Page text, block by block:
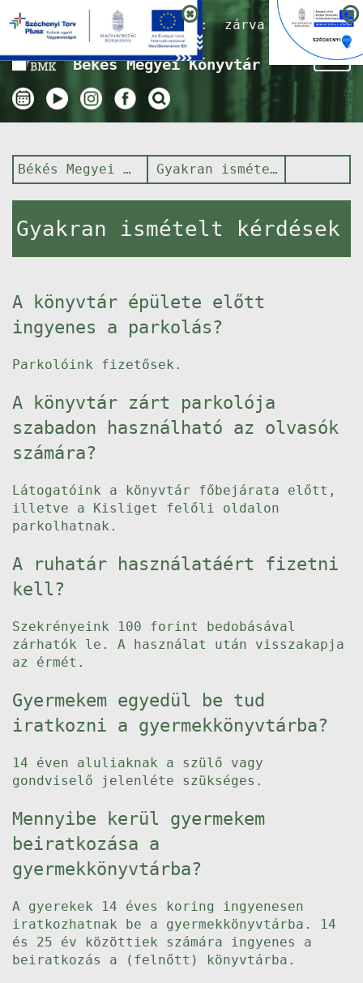
Nyitvatartás ma:zárva
Békés Megyei Könyvtár
Békés Megyei Könyvtár Gyakran ismételt kérdések
Gyakran ismételt kérdések
A könyvtár épülete előtt
ingyenes a parkolás?
Parkolóink fizetősek.
A könyvtár zárt parkolója
szabadon használható az olvasók
számára?
Látogatóink a könyvtár főbejárata előtt,
illetve a Kisliget felőli oldalon
parkolhatnak.
A ruhatár használatáért fizetni
kell?
Szekrényeink 100 forint bedobásával
zárhatók le. A használat után visszakapja
az érmét.
Gyermekem egyedül be tud
iratkozni a gyermekkönyvtárba?
14 éven aluliaknak a szülő vagy
gondviselő jelenléte szükséges.
Mennyibe kerül gyermekem
beiratkozása a
gyermekkönyvtárba?
A gyerekek 14 éves koring ingyenesen
iratkozhatnak be a gyermekkönyvtárba. 14
és 25 év közöttiek számára ingyenes a
beiratkozás a (felnőtt) könyvtárba.